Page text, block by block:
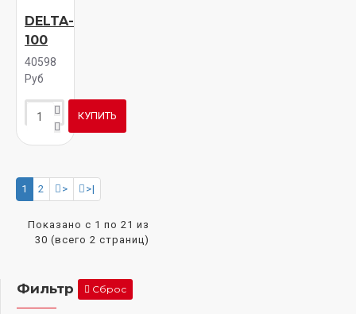
DELTA-
100
40598
Руб
КУПИТЬ
1 2 > >|
Показано с 1 по 21 из
30 (всего 2 страниц)
Фильтр Сброс